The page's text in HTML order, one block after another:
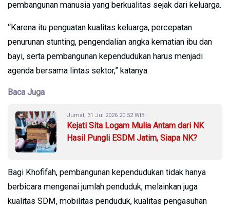
pembangunan manusia yang berkualitas sejak dari keluarga.
“Karena itu penguatan kualitas keluarga, percepatan
penurunan stunting, pengendalian angka kematian ibu dan
bayi, serta pembangunan kependudukan harus menjadi
agenda bersama lintas sektor,” katanya.
Baca Juga
Jumat, 31 Jul 2026 20:52 WIB
Kejati Sita Logam Mulia Antam dari NK
Hasil Pungli ESDM Jatim, Siapa NK?
Bagi Khofifah, pembangunan kependudukan tidak hanya
berbicara mengenai jumlah penduduk, melainkan juga
kualitas SDM, mobilitas penduduk, kualitas pengasuhan